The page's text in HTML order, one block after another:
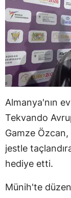
Almanya'nın
Tekvando
Gamze Özcan,
jestle
hediye etti.
Münih'te